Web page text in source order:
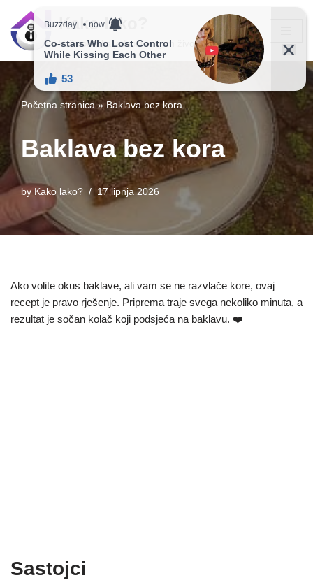
Skip
Kako lako?
Vaš vodič ka jednostavnijem životu!
Početna stranica»Baklava bez kora
Baklava bez kora
by Kako lako? 17 lipnja 2026
Ako volite okus baklave, ali vam se ne razvlače kore, ovaj
recept je pravo rješenje. Priprema traje svega nekoliko minuta, a
rezultat je sočan kolač koji podsjeća na baklavu. ❤️
Sastojci